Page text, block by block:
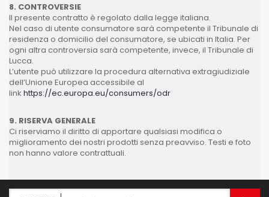
8. CONTROVERSIE
Il presente contratto è regolato dalla legge italiana.
Nel caso di utente consumatore sarà competente il Tribunale di
residenza o domicilio del consumatore, se ubicati in Italia. Per
ogni altra controversia sarà competente, invece, il Tribunale di
Lucca.
L’utente può utilizzare la procedura alternativa extragiudiziale
dell’Unione Europea accessibile al
link https://ec.europa.eu/consumers/odr
9. RISERVA GENERALE
Ci riserviamo il diritto di apportare qualsiasi modifica o
miglioramento dei nostri prodotti senza preavviso. Testi e foto
non hanno valore contrattuali.